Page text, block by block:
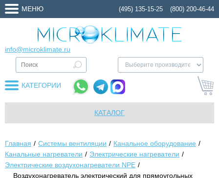
МЕНЮ (495) 135-15-25 (800) 200-46-44
info@microklimate.ru
КАТЕГОРИИ
КАТАЛОГ
Главная Системы вентиляции
Канальное оборудование
Канальные нагреватели
Электрические нагреватели
Электрические воздухонагреватели NPE
Воздухонагреватель электрический для прямоугольных